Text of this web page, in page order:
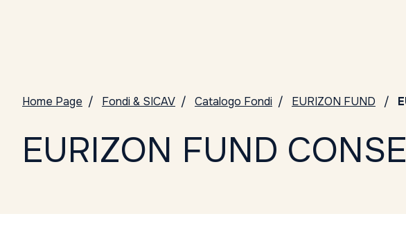
Home Page Fondi & SICAV Catalogo Fondi EURIZON FUND
EURIZON FUND